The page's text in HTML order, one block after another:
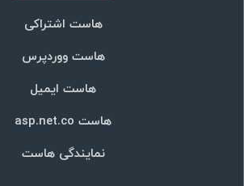
هاست اشتراکی
هاست ووردپرس
هاست ایمیل
هاست asp.net.co
نمایندگی هاست